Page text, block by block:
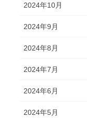
2024年10月
2024年9月
2024年8月
2024年7月
2024年6月
2024年5月